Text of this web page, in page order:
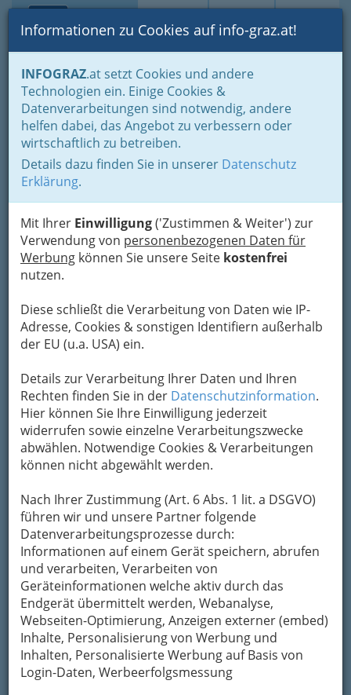
Suche Login Toggle
Informationen zu Cookies auf info-graz.at!
INFOGRAZ.at setzt Cookies und andere
Technologien ein. Einige Cookies &
Datenverarbeitungen sind notwendig, andere
helfen dabei, das Angebot zu verbessern oder
wirtschaftlich zu betreiben.
Details dazu finden Sie in unserer Datenschutz
Erklärung.
Mit Ihrer Einwilligung('Zustimmen & Weiter') zur
Verwendung von personenbezogenen Daten für
Werbung können Sie unsere Seite kostenfrei
nutzen.
Diese schließt die Verarbeitung von Daten wie IP-
Adresse, Cookies & sonstigen Identifiern außerhalb
der EU (u.a. USA) ein.
Details zur Verarbeitung Ihrer Daten und Ihren
Rechten finden Sie in der Datenschutzinformation.
Hier können Sie Ihre Einwilligung jederzeit
widerrufen sowie einzelne Verarbeitungszwecke
abwählen. Notwendige Cookies & Verarbeitungen
können nicht abgewählt werden.
Nach Ihrer Zustimmung (Art. 6 Abs. 1 lit. a DSGVO)
führen wir und unsere Partner folgende
Datenverarbeitungsprozesse durch:
Informationen auf einem Gerät speichern, abrufen
und verarbeiten, Verarbeiten von
Geräteinformationen welche aktiv durch das
Endgerät übermittelt werden, Webanalyse,
Webseiten-Optimierung, Anzeigen externer (embed)
Inhalte, Personalisierung von Werbung und
Inhalten, Personalisierte Werbung auf Basis von
Login-Daten, Werbeerfolgsmessung
Home Branchen
Einkaufen & Schenken - der Handel
Handel in Graz
Dinge des täglichen Lebens
Radio- und Elektrohandel
Videotheken
Lindenau & Co. Gesellschaft
m.b.H.
Krottendorfer Straße 91, 8052 Graz-Wetzelsdorf
+43 316 71446812
Karte
Adresse mit Google Maps anschauen
Kontaktaufnahme
Um die Info-Graz Firmenvor Spam-Mails zu
bewahren , verwenden wir an dieser Stelle zur
Übermittlung Ihrer Nachricht ein sicheres
Absenden umgehend per Mail an das
Unternehmen Lindenau & Co. Gesellschaft
m.b.H. weitergeleitet.
Mein Name
Meine Email Adresse
Mein Betreff